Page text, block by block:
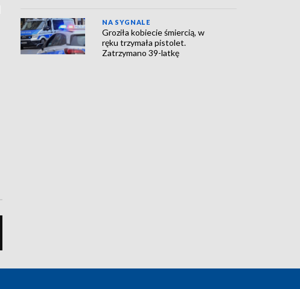
NA SYGNALE
Groziła kobiecie śmiercią, w
ręku trzymała pistolet.
Zatrzymano 39-latkę